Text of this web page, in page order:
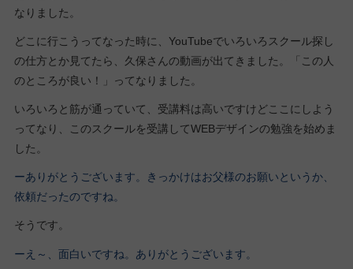
なりました。
どこに行こうってなった時に、YouTubeでいろいろスクール探し
の仕方とか見てたら、久保さんの動画が出てきました。「この人
のところが良い！」ってなりました。
いろいろと筋が通っていて、受講料は高いですけどここにしよう
ってなり、このスクールを受講してWEBデザインの勉強を始めま
した。
ーありがとうございます。きっかけはお父様のお願いというか、
依頼だったのですね。
そうです。
ーえ～、面白いですね。ありがとうございます。